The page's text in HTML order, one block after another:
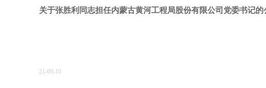
关于张胜利同志担任内蒙古黄河工程局股份有限公司党委书记的
21-09-10